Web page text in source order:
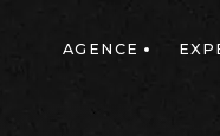
AGENCE